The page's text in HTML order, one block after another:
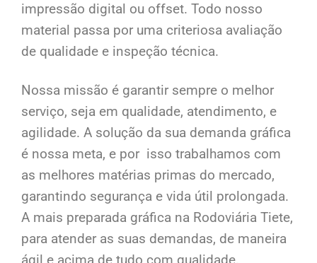
impressão digital ou offset. Todo nosso
material passa por uma criteriosa avaliação
de qualidade e inspeção técnica.
Nossa missão é garantir sempre o melhor
serviço, seja em qualidade, atendimento, e
agilidade. A solução da sua demanda gráfica
é nossa meta, e por isso trabalhamos com
as melhores matérias primas do mercado,
garantindo segurança e vida útil prolongada.
A mais preparada gráfica na Rodoviária Tiete,
para atender as suas demandas, de maneira
ágil e acima de tudo com qualidade.